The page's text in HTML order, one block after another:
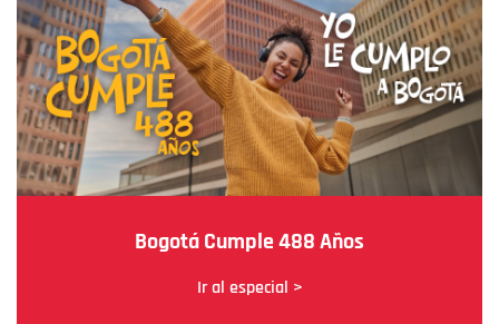
Bogotá Cumple 488 Años
Ir al especial >